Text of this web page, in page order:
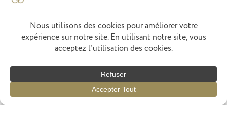
Francois Marchenay
Chef Concept Menus
Actus
Avis Réservation